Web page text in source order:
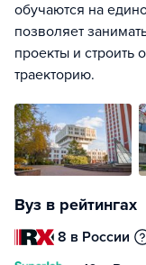
обучаются на
позволяет
проекты и строить
траекторию.
Вуз в рейтингах
8 в России